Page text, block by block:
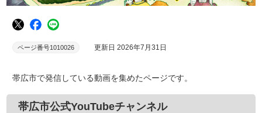
ページ番号1010026 更新日 2026年7月31日
帯広市で発信している動画を集めたページです。
帯広市公式YouTubeチャンネル